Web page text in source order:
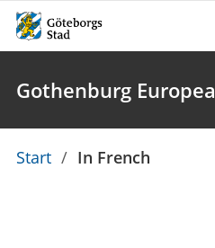
Gothenburg
Du
Start / In French